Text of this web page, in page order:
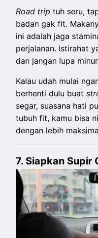
Road triptuh seru,
badan gak fit.
ini adalah jaga
perjalanan. Istirahat
dan jangan lupa
Kalau udah mulai
berhenti dulu buat
segar, suasana hati
tubuh fit, kamu bisa
dengan lebih
7. Siapkan Supir